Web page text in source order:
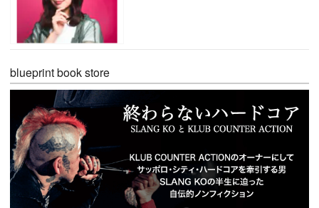
blueprint book store